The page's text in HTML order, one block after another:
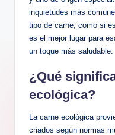
inquietudes más
tipo de carne, como si
es el mejor lugar para
un toque más saludable.
¿Qué
ecológica?
La carne ecológica
criados según normas